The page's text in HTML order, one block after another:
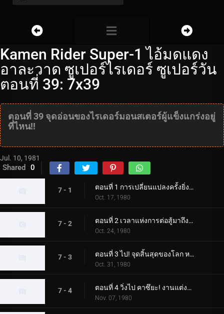
Kamen Rider Super-1 ไอ้มดแดง
อาละวาด ซูเปอร์ไรเดอร์ ซูเปอร์วัน
ตอนที่ 39: 7x39
ตอนที่ 39 จุดอ่อนของไรเดอร์มอนสเตอร์ผู้แข็งแกร่งอยู่
ที่ไหน!!
Jul. 10, 1981
Shared 0
7 - 1 ตอนที่ 1 การเปลี่ยนแปลงครั้งยิ่งใหญ่ของมนุษย์ที่ได้รับการปรับปรุงใหม่สำหรับโลก
Oct. 17, 1980
7 - 2 ตอนที่ 2 เวลาแห่งการต่อสู้มาถึงแล้ว! การเคลื่อนไหวคือหมัดเส้าหลินที่จริงใจ
Oct. 24, 1980
7 - 3 ตอนที่ 3 ไป! จุดสิ้นสุดของโลก หมู่บ้านทองคำแห่งความเชื่อ
Oct. 31, 1980
7 - 4 ตอนที่ 4 วิ่งไป คาซึยะ! งานแต่งงานของ Dogma เดือนมีนาคมแห่งความตาย
Nov. 07, 1980